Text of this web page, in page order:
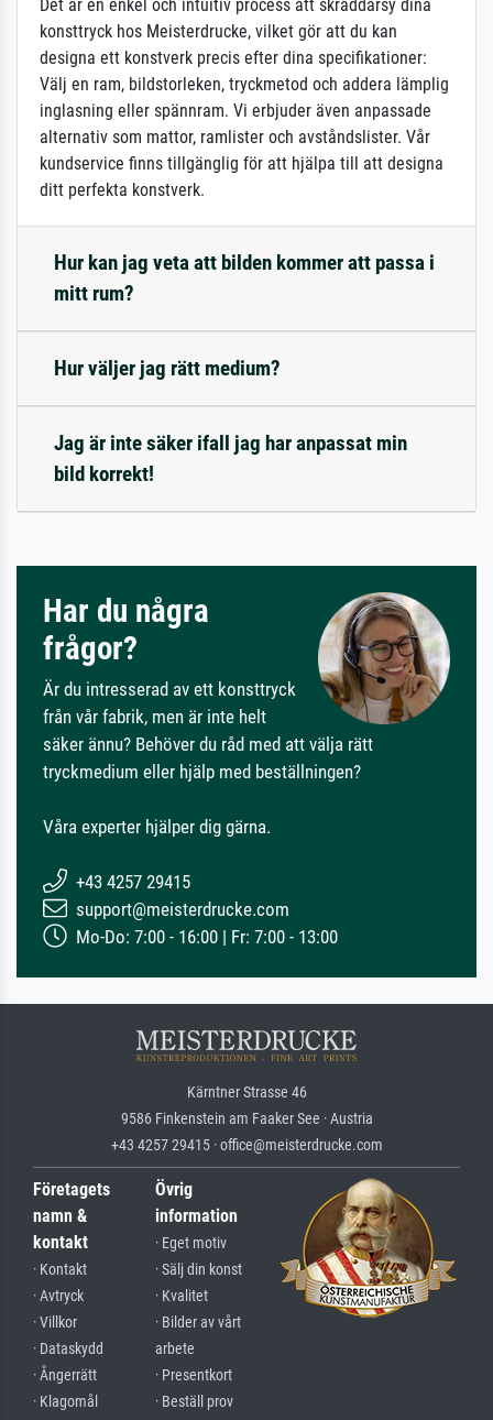
Det är en enkel och intuitiv process att skräddarsy dina
konsttryck hos Meisterdrucke, vilket gör att du kan
designa ett konstverk precis efter dina specifikationer:
Välj en ram, bildstorleken, tryckmetod och addera lämplig
inglasning eller spännram. Vi erbjuder även anpassade
alternativ som mattor, ramlister och avståndslister. Vår
kundservice finns tillgänglig för att hjälpa till att designa
ditt perfekta konstverk.
Hur kan jag veta att bilden kommer att passa i
mitt rum?
Hur väljer jag rätt medium?
Jag är inte säker ifall jag har anpassat min
bild korrekt!
Har du några
frågor?
Är du intresserad av ett konsttryck
från vår fabrik, men är inte helt
säker ännu? Behöver du råd med att välja rätt
tryckmedium eller hjälp med beställningen?
Våra experter hjälper dig gärna.
+43 4257 29415
support@meisterdrucke.com
Mo-Do: 7:00 - 16:00 | Fr: 7:00 - 13:00
Kärntner Strasse 46
9586 Finkenstein am Faaker See · Austria
+43 4257 29415 · office@meisterdrucke.com
Företagets
namn &
kontakt
· Kontakt
· Avtryck
· Villkor
· Dataskydd
· Ångerrätt
· Klagomål
Övrig
information
· Eget motiv
· Sälj din konst
· Kvalitet
· Bilder av vårt
arbete
· Presentkort
· Beställ prov